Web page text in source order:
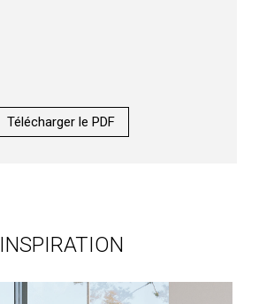
Télécharger le PDF
INSPIRATION